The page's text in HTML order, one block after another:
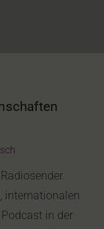
internationalen
in der